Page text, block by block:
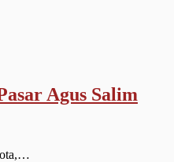
Agus Salim